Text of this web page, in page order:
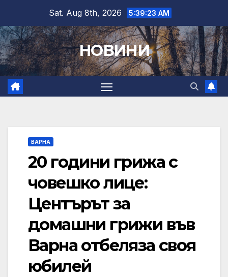
content
Sat. Aug 8th, 2026 5:39:25 AM
НОВИНИ
ВАРНА
20 години грижа с
човешко лице:
Центърът за
домашни грижи във
Варна отбеляза своя
юбилей